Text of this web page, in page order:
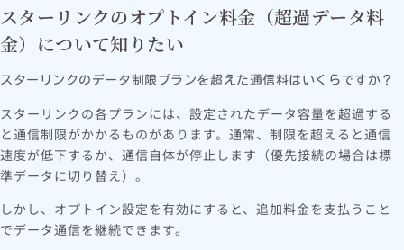
スターリンクのオプトイン料金（超過データ料
金）について知りたい
スターリンクのデータ制限プランを超えた通信料はいくらですか？
スターリンクの各プランには、設定されたデータ容量を超過する
と通信制限がかかるものがあります。通常、制限を超えると通信
速度が低下するか、通信自体が停止します（優先接続の場合は標
準データに切り替え）。
しかし、オプトイン設定を有効にすると、追加料金を支払うこと
でデータ通信を継続できます。